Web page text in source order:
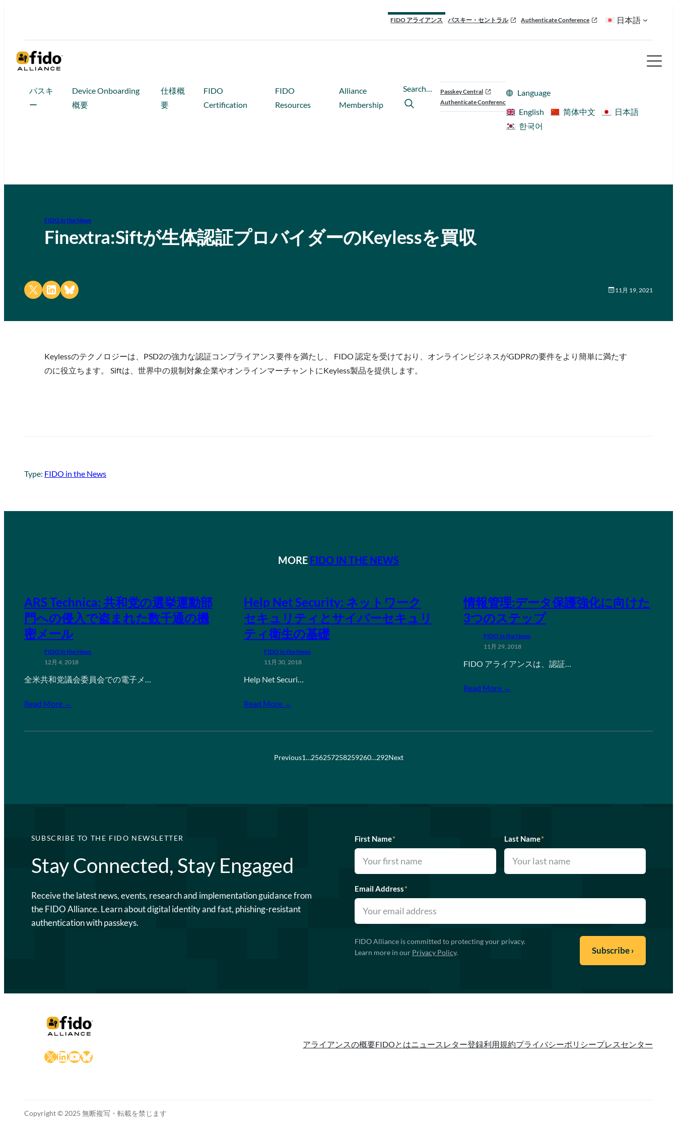
FIDO アライアンス パスキー・セントラル Authenticate Conference 日本語
パスキ
ー
Device Onboarding
概要
仕様概
要
FIDO
Certification
FIDO
Resources
Alliance
Membership
Search…
Passkey Central
Authenticate Conference
Language
English
简体中文
日本語
한국어
FIDO in the News
Finextra:Siftが生体認証プロバイダーのKeylessを買収
Share on X Share on LinkedIn
Share on Bluesky 11月 19, 2021
Keylessのテクノロジーは、PSD2の強力な認証コンプライアンス要件を満たし、 FIDO 認定を受けており、オンラインビジネスがGDPRの要件をより簡単に満たす
のに役立ちます。 Siftは、世界中の規制対象企業やオンラインマーチャントにKeyless製品を提供します。
Type: FIDO in the News
MORE FIDO IN THE NEWS
ARS Technica: 共和党の選挙運動部
門への侵入で盗まれた数千通の機
密メール
FIDO in the News
12月 4, 2018
全米共和党議会委員会での電子メ…
Read More →
Help Net Security: ネットワーク
セキュリティとサイバーセキュリ
ティ衛生の基礎
FIDO in the News
11月 30, 2018
Help Net Securi…
Read More →
情報管理:データ保護強化に向けた
3つのステップ
FIDO in the News
11月 29, 2018
FIDO アライアンスは、認証…
Read More →
Previous1…256257258259260…292Next
SUBSCRIBE TO THE FIDO NEWSLETTER
Stay Connected, Stay Engaged
Receive the latest news, events, research and implementation guidance from
the FIDO Alliance. Learn about digital identity and fast, phishing-resistant
authentication with passkeys.
First Name* Last Name*
Email Address*
FIDO Alliance is committed to protecting your privacy.
Learn more in our Privacy Policy.
X LinkedIn
YouTube
Bluesky
アライアンスの概要FIDOとはニュースレター登録利用規約プライバシーポリシープレスセンター
Copyright © 2025 無断複写・転載を禁じます